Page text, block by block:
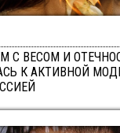
С ВЕСОМ И
К АКТИВНОЙ